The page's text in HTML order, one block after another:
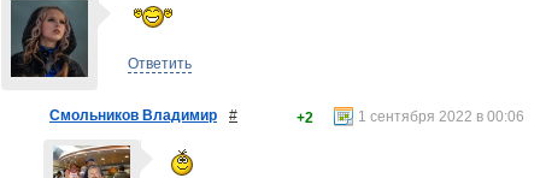
Ответить
Смольников Владимир # 1 сентября 2022 в 00:06
+2